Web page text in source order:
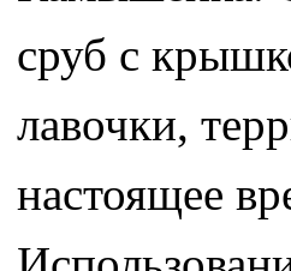
сруб с
лавочки,
настоящее